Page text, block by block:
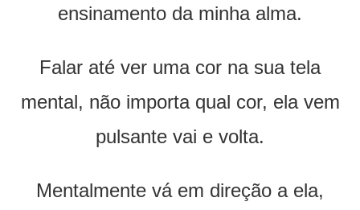
ensinamento da minha alma.
Falar até ver uma cor na sua tela
mental, não importa qual cor, ela vem
pulsante vai e volta.
Mentalmente vá em direção a ela,